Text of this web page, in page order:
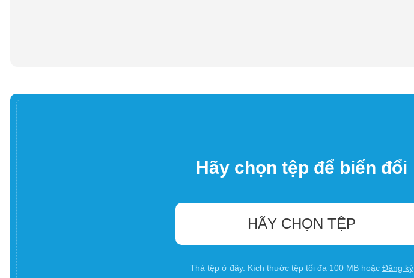
Hãy chọn tệp để biến đổi
HÃY CHỌN TỆP
Thả tệp ở đây. Kích thước tệp tối đa 100 MB hoặc Đăng ký